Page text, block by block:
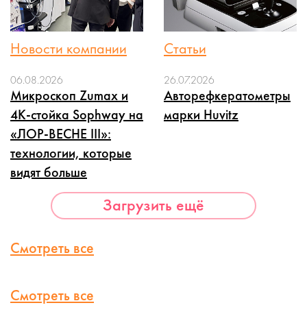
Новости компании
06.08.2026
Микроскоп Zumax и
4K-стойка Sophway на
«ЛОР-ВЕСНЕ III»:
технологии, которые
видят больше
Статьи
26.07.2026
Авторефкератометры
марки Huvitz
Загрузить ещё
Смотреть все
Смотреть все